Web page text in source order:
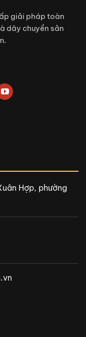
giải pháp toàn
dây chuyền sản
Hợp, phường